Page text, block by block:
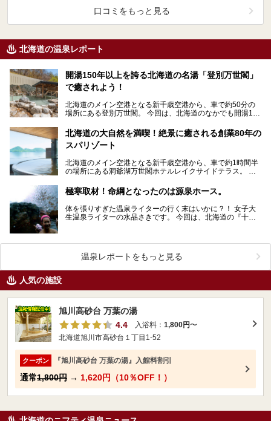
口コミをもっと見る
北海道の温泉レポート
開湯150年以上を誇る北海道の名湯「登別万世閣」
で癒されよう！
北海道のメイン空港となる新千歳空港から、車で約50分の
場所にある登別万世閣。 今回は、北海道のなかでも開湯150
北海道の大自然を満喫！絶景に癒される創業80年の
スパリゾート
北海道のメイン空港となる新千歳空港から、車で約1時間半
の場所にある洞爺湖万世閣ホテルレイクサイドテラス。 今
極寒取材！命綱となったのは源泉ホース。
体を張りすぎた温泉ライターの行く末はいかに？！ 女子大
生温泉ライターの水品さきです。 今回は、北海道の『十勝
温泉レポートをもっと見る
人気の施設
旭川高砂台 万葉の湯
4.4
入浴料： 1,800円〜
北海道旭川市高砂台１丁目1-52
クーポン 『旭川高砂台 万葉の湯』入館料割引
通常1,800円 → 1,620円（10％OFF！）